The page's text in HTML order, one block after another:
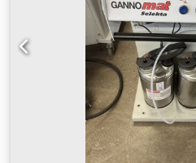
groot klantvoordeel door hoge
doorslaggevende belangrijke
GANNOMAT ProTec. Speciaal
flexibiliteit al met stuknummers
precisie met nul rusttijd. De
ontworpen voor de volledige
korpuszijpanelen,
achterpanelen,
kozijndelen, tafels,
Beschikbaarheid: in overleg